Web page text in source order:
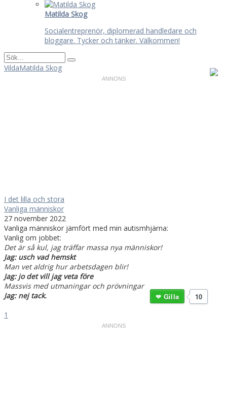
Matilda Skog
Socialentreprenör, diplomerad handledare och
bloggare. Tycker och tänker. Välkommen!
VildaMatilda Skog
I det lilla och stora
Vanliga människor
27 november 2022
Vanliga människor jämfört med min autismhjärna:
Vanlig om jobbet:
Det är så kul, jag träffar massa nya människor!
Jag: usch vad hemskt
Man vet aldrig hur arbetsdagen blir!
Jag: jo det vill jag veta före
Massvis med utmaningar och prövningar
Jag: nej tack.
10
Gilla
1